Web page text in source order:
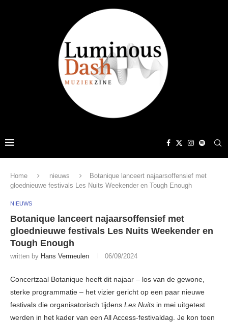
Home nieuws
Botanique lanceert najaarsoffensief met
gloednieuwe festivals Les Nuits Weekender en Tough Enough
NIEUWS
Botanique lanceert najaarsoffensief met
gloednieuwe festivals Les Nuits Weekender en
Tough Enough
written by Hans Vermeulen 06/09/2024
Concertzaal Botanique heeft dit najaar – los van de gewone,
sterke programmatie – het vizier gericht op een paar nieuwe
festivals die organisatorisch tijdens Les Nuits in mei uitgetest
werden in het kader van een All Access-festivaldag. Je kon toen